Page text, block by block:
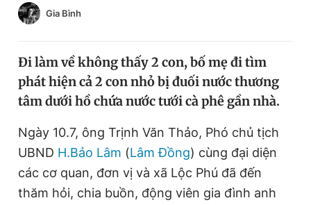
Chào ngày mới
Tin thị trường
Video Magazine
Sản phẩm khác
Tiện ích Bạn cần biết
Gia Bình
Đi làm về không thấy 2 con, bố mẹ đi tìm
phát hiện cả 2 con nhỏ bị đuối nước thương
tâm dưới hồ chứa nước tưới cà phê gần nhà.
Ngày 10.7, ông Trịnh Văn Thảo, Phó chủ tịch
UBND H.Bảo Lâm (Lâm Đồng) cùng đại diện
các cơ quan, đơn vị và xã Lộc Phú đã đến
thăm hỏi, chia buồn, động viên gia đình anh